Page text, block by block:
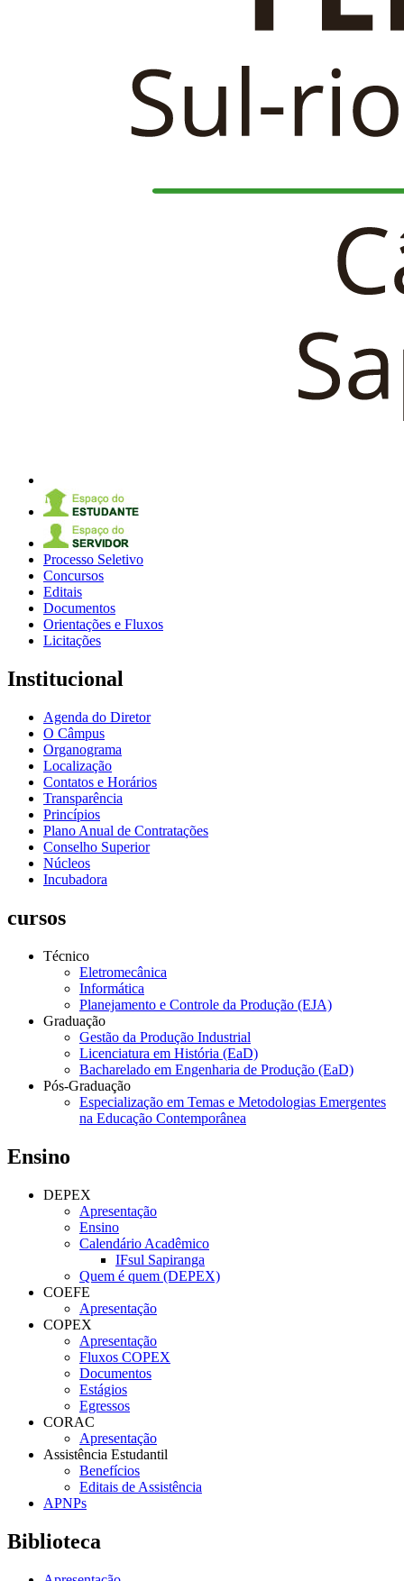
Processo Seletivo
Concursos
Editais
Documentos
Orientações e Fluxos
Licitações
Institucional
Agenda do Diretor
O Câmpus
Organograma
Localização
Contatos e Horários
Transparência
Princípios
Plano Anual de Contratações
Conselho Superior
Núcleos
Incubadora
cursos
Técnico
Eletromecânica
Informática
Planejamento e Controle da Produção (EJA)
Graduação
Gestão da Produção Industrial
Licenciatura em História (EaD)
Bacharelado em Engenharia de Produção (EaD)
Pós-Graduação
Especialização em Temas e Metodologias Emergentes
na Educação Contemporânea
Ensino
DEPEX
Apresentação
Ensino
Calendário Acadêmico
IFsul Sapiranga
Quem é quem (DEPEX)
COEFE
Apresentação
COPEX
Apresentação
Fluxos COPEX
Documentos
Estágios
Egressos
CORAC
Apresentação
Assistência Estudantil
Benefícios
Editais de Assistência
APNPs
Biblioteca